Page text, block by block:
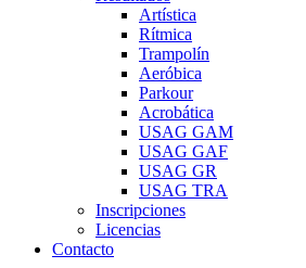
Artística
Rítmica
Trampolín
Aeróbica
Parkour
Acrobática
USAG GAM
USAG GAF
USAG GR
USAG TRA
Inscripciones
Licencias
Contacto